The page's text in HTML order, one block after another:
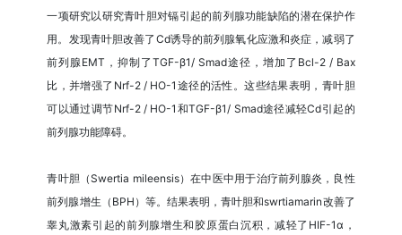
一项研究以研究青叶胆对镉引起的前列腺功能缺陷的潜在保护作
用。发现青叶胆改善了Cd诱导的前列腺氧化应激和炎症，减弱了
前列腺EMT，抑制了TGF-β1/ Smad途径，增加了Bcl-2 / Bax
比，并增强了Nrf-2 / HO-1途径的活性。这些结果表明，青叶胆
可以通过调节Nrf-2 / HO-1和TGF-β1/ Smad途径减轻Cd引起的
前列腺功能障碍。
青叶胆（Swertia mileensis）在中医中用于治疗前列腺炎，良性
前列腺增生（BPH）等。结果表明，青叶胆和swrtiamarin改善了
睾丸激素引起的前列腺增生和胶原蛋白沉积，减轻了HIF-1α，